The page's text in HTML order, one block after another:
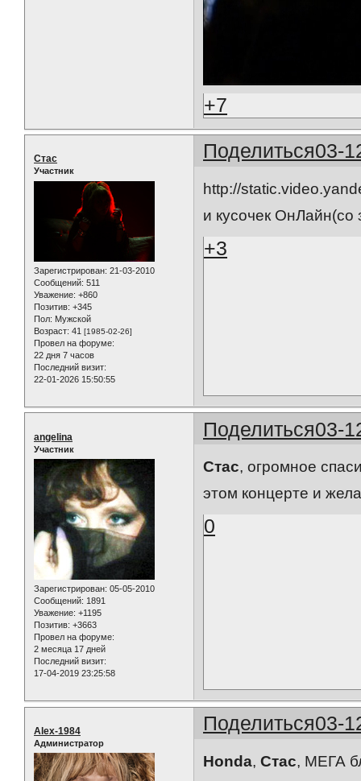
+7
Поделиться03-
Стас
Участник
Зарегистрирован: 21-03-2010
Сообщений: 511
Уважение: +860
Позитив: +345
Пол: Мужской
Возраст: 41 [1985-02-26]
Провел на форуме:
22 дня 7 часов
Последний визит:
22-01-2026 15:50:55
http://
и кусочек
+3
Поделиться03-
angelina
Участник
Зарегистрирован: 05-05-2010
Сообщений: 1891
Уважение: +1195
Позитив: +3663
Провел на форуме:
2 месяца 17 дней
Последний визит:
17-04-2019 23:25:58
Стас, огромное
этом концерте и
0
Поделиться03-
Alex-1984
Администратор
Honda,Стас, МЕГА